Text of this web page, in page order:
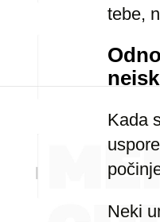
tebe,
Kada
Neki